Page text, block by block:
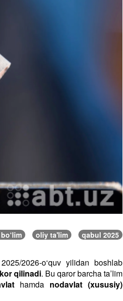
oliy ta'lim qabul 2025
2026-o‘quv yilidan boshlab
qilinadi. Bu qaror barcha ta’lim
hamda nodavlat (xususiy)